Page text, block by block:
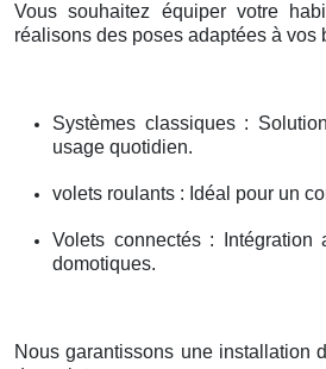
Vous souhaitez équiper votre
réalisons des poses adaptées à vos
Systèmes classiques :
usage quotidien.
volets roulants : Idéal pour un
Volets connectés : Intégration
domotiques.
Nous garantissons une installation